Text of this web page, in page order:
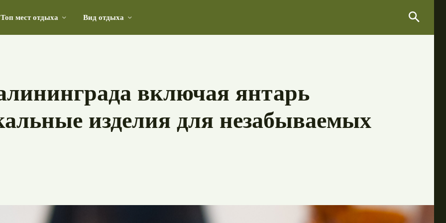
Топ мест отдыха Вид отдыха
включая янтарь
изделия для незабываемых